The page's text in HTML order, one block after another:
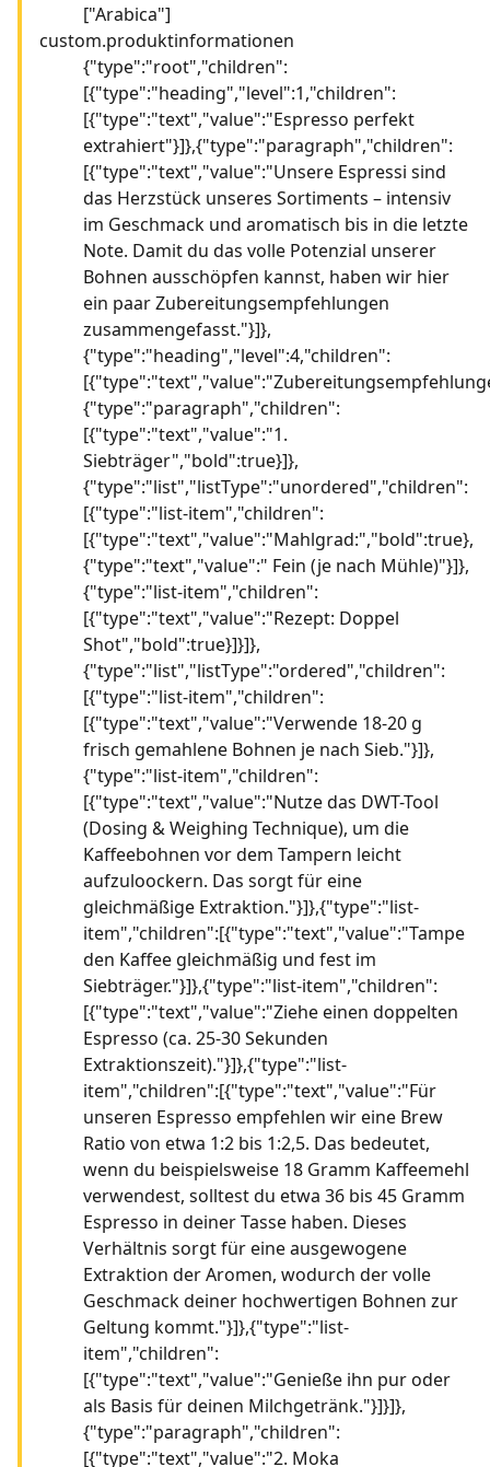
["Arabica"]
custom.produktinformationen
{"type":"root","children":
[{"type":"heading","level":1,"children":
[{"type":"text","value":"Espresso perfekt
extrahiert"}]},{"type":"paragraph","children":
[{"type":"text","value":"Unsere Espressi sind
das Herzstück unseres Sortiments – intensiv
im Geschmack und aromatisch bis in die letzte
Note. Damit du das volle Potenzial unserer
Bohnen ausschöpfen kannst, haben wir hier
ein paar Zubereitungsempfehlungen
zusammengefasst."}]},
{"type":"heading","level":4,"children":
{"type":"paragraph","children":
[{"type":"text","value":"1.
Siebträger","bold":true}]},
{"type":"list","listType":"unordered","children":
[{"type":"list-item","children":
[{"type":"text","value":"Mahlgrad:","bold":true},
{"type":"text","value":" Fein (je nach Mühle)"}]},
{"type":"list-item","children":
[{"type":"text","value":"Rezept: Doppel
Shot","bold":true}]}]},
{"type":"list","listType":"ordered","children":
[{"type":"list-item","children":
[{"type":"text","value":"Verwende 18-20 g
frisch gemahlene Bohnen je nach Sieb."}]},
{"type":"list-item","children":
[{"type":"text","value":"Nutze das DWT-Tool
(Dosing & Weighing Technique), um die
Kaffeebohnen vor dem Tampern leicht
aufzuloockern. Das sorgt für eine
gleichmäßige Extraktion."}]},{"type":"list-
item","children":[{"type":"text","value":"Tampe
den Kaffee gleichmäßig und fest im
Siebträger."}]},{"type":"list-item","children":
[{"type":"text","value":"Ziehe einen doppelten
Espresso (ca. 25-30 Sekunden
Extraktionszeit)."}]},{"type":"list-
item","children":[{"type":"text","value":"Für
unseren Espresso empfehlen wir eine Brew
Ratio von etwa 1:2 bis 1:2,5. Das bedeutet,
wenn du beispielsweise 18 Gramm Kaffeemehl
verwendest, solltest du etwa 36 bis 45 Gramm
Espresso in deiner Tasse haben. Dieses
Verhältnis sorgt für eine ausgewogene
Extraktion der Aromen, wodurch der volle
Geschmack deiner hochwertigen Bohnen zur
Geltung kommt."}]},{"type":"list-
item","children":
[{"type":"text","value":"Genieße ihn pur oder
als Basis für deinen Milchgetränk."}]}]},
{"type":"paragraph","children":
[{"type":"text","value":"2. Moka